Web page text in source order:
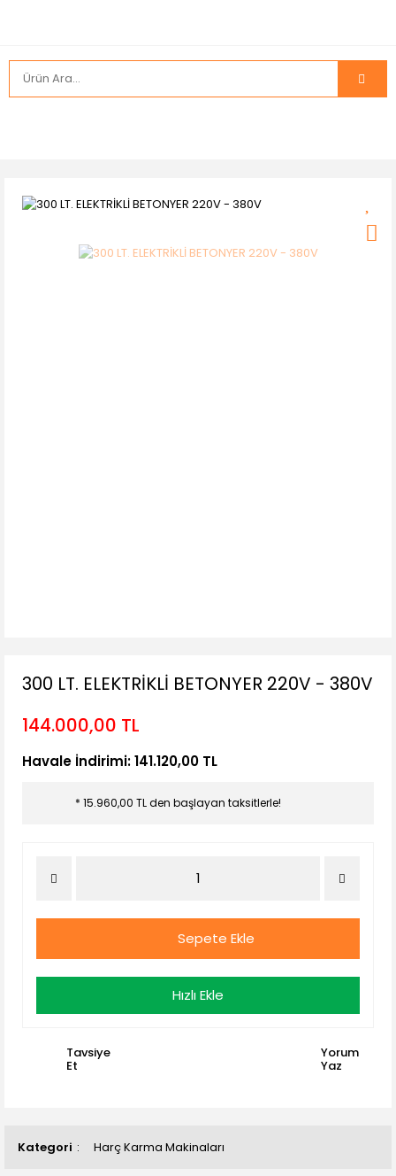
Kategori Harç Karma Makinaları
300 LT. ELEKTRİKLİ BETONYER 220V - 380V
144.000,00 TL
Havale İndirimi: 141.120,00 TL
* 15.960,00 TL den başlayan taksitlerle!
Sepete Ekle
Hızlı Ekle
Tavsiye
Et
Yorum
Yaz